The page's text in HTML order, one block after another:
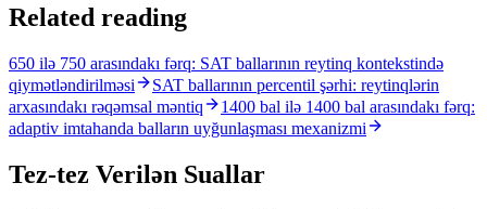
Related reading
650 ilə 750 arasındakı fərq: SAT ballarının reytinq kontekstində
qiymətləndirilməsi
SAT ballarının percentil şərhi: reytinqlərin
arxasındakı rəqəmsal məntiq
1400 bal ilə 1400 bal arasındakı fərq:
adaptiv imtahanda balların uyğunlaşması mexanizmi
Tez-tez Verilən Suallar